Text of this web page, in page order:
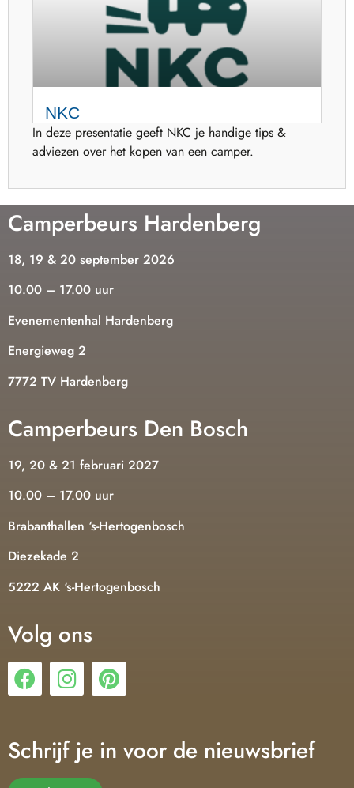
NKC
In deze presentatie geeft NKC je handige tips &
adviezen over het kopen van een camper.
Camperbeurs Hardenberg
18, 19 & 20 september 2026
10.00 – 17.00 uur
Evenementenhal Hardenberg
Energieweg 2
7772 TV Hardenberg
Camperbeurs Den Bosch
19, 20 & 21 februari 2027
10.00 – 17.00 uur
Brabanthallen ‘s-Hertogenbosch
Diezekade 2
5222 AK ‘s-Hertogenbosch
Volg ons
Schrijf je in voor de nieuwsbrief